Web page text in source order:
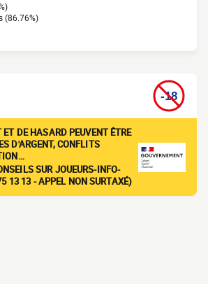
(86.76%)
ET DE HASARD PEUVENT ÊTRE
D'ARGENT, CONFLITS
SUR JOUEURS-INFO-
13 13 - APPEL NON SURTAXÉ)